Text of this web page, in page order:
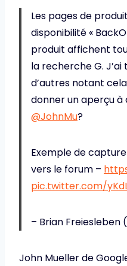
Les pages de
disponibilité «
produit affichent
la recherche G.
d’autres notant
donner un aperçu à
@JohnMu?
Exemple de
vers le forum –
pic.twitter.com/
– Brian Freiesleben
John Mueller de